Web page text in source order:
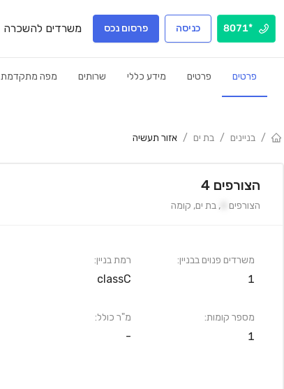
*8071 כניסה פרסום נכס משרדים להשכרה
פרטים פרטים מידע כללי שרותים מפה מתקדמת
/ בניינים / בת ים / אזור תעשיה
הצורפים 4
הצורפים , בת ים, קומה
משרדים פנוים בבניין:
1
מספר קומות:
1
רמת בניין:
classC
מ"ר כולל:
-